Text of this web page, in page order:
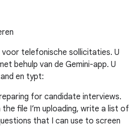
telefonische sollicitaties. U
behulp van de Gemini-app. U
en typt:
for candidate interviews.
file I’m uploading, write a list of
that I can use to screen